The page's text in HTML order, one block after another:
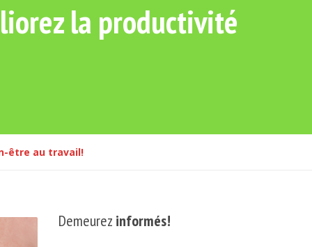
la productivité
être au travail!
Demeurez informés!